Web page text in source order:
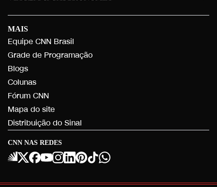
CNN NAS REDES
MAIS
Equipe CNN Brasil
Grade de Programação
Blogs
Colunas
Fórum CNN
Mapa do site
Distribuição do Sinal